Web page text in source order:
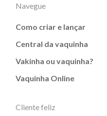
Navegue
Como criar e lançar
Central da vaquinha
Vakinha ou vaquinha?
Vaquinha Online
Cliente feliz